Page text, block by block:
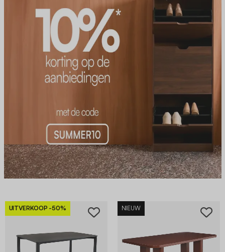
UITVERKOOP -50% NIEUW